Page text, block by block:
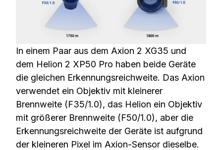
In einem Paar aus dem Axion 2 XG35 und
dem Helion 2 XP50 Pro haben beide Geräte
die gleichen Erkennungsreichweite. Das Axion
verwendet ein Objektiv mit kleinerer
Brennweite (F35/1.0), das Helion ein Objektiv
mit größerer Brennweite (F50/1.0), aber die
Erkennungsreichweite der Geräte ist aufgrund
der kleineren Pixel im Axion-Sensor dieselbe.